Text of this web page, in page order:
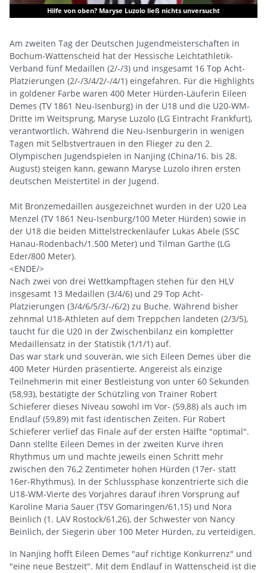
Hilfe von oben? Maryse Luzolo ließ nichts unversucht
Am zweiten Tag der Deutschen Jugendmeisterschaften in
Bochum-Wattenscheid hat der Hessische Leichtathletik-
Verband fünf Medaillen (2/-/3) und insgesamt 16 Top Acht-
Platzierungen (2/-/3/4/2/-/4/1) eingefahren. Für die Highlights
in goldener Farbe waren 400 Meter Hürden-Läuferin Eileen
Demes (TV 1861 Neu-Isenburg) in der U18 und die U20-WM-
Dritte im Weitsprung, Maryse Luzolo (LG Eintracht Frankfurt),
verantwortlich. Während die Neu-Isenburgerin in wenigen
Tagen mit Selbstvertrauen in den Flieger zu den 2.
Olympischen Jugendspielen in Nanjing (China/16. bis 28.
August) steigen kann, gewann Maryse Luzolo ihren ersten
deutschen Meistertitel in der Jugend.
Mit Bronzemedaillen ausgezeichnet wurden in der U20 Lea
Menzel (TV 1861 Neu-Isenburg/100 Meter Hürden) sowie in
der U18 die beiden Mittelstreckenläufer Lukas Abele (SSC
Hanau-Rodenbach/1.500 Meter) und Tilman Garthe (LG
Eder/800 Meter).
<ENDE/>
Nach zwei von drei Wettkampftagen stehen für den HLV
insgesamt 13 Medaillen (3/4/6) und 29 Top Acht-
Platzierungen (3/4/6/5/3/-/6/2) zu Buche. Während bisher
zehnmal U18-Athleten auf dem Treppchen landeten (2/3/5),
taucht für die U20 in der Zwischenbilanz ein kompletter
Medaillensatz in der Statistik (1/1/1) auf.
Das war stark und souverän, wie sich Eileen Demes über die
400 Meter Hürden präsentierte. Angereist als einzige
Teilnehmerin mit einer Bestleistung von unter 60 Sekunden
(58,93), bestätigte der Schützling von Trainer Robert
Schieferer dieses Niveau sowohl im Vor- (59,88) als auch im
Endlauf (59,89) mit fast identischen Zeiten. Für Robert
Schieferer verlief das Finale auf der ersten Hälfte "optimal".
Dann stellte Eileen Demes in der zweiten Kurve ihren
Rhythmus um und machte jeweils einen Schritt mehr
zwischen den 76,2 Zentimeter hohen Hürden (17er- statt
16er-Rhythmus). In der Schlussphase konzentrierte sich die
U18-WM-Vierte des Vorjahres darauf ihren Vorsprung auf
Karoline Maria Sauer (TSV Gomaringen/61,15) und Nora
Beinlich (1. LAV Rostock/61,26), der Schwester von Nancy
Beinlich, der Siegerin über 100 Meter Hürden, zu verteidigen.
In Nanjing hofft Eileen Demes "auf richtige Konkurrenz" und
"eine neue Bestzeit". Mit dem Endlauf in Wattenscheid ist die